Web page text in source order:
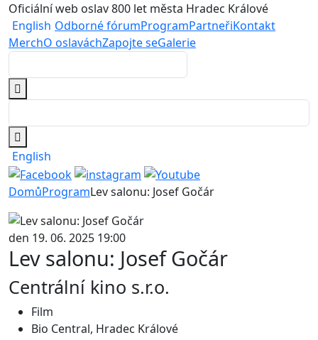
Oficiální web oslav 800 let města Hradec Králové
English Odborné fórumProgramPartneřiKontakt
MerchO oslaváchZapojte seGalerie
English
DomůProgramLev salonu: Josef Gočár
den 19. 06. 2025 19:00
Lev salonu: Josef Gočár
Centrální kino s.r.o.
Film
Bio Central, Hradec Králové